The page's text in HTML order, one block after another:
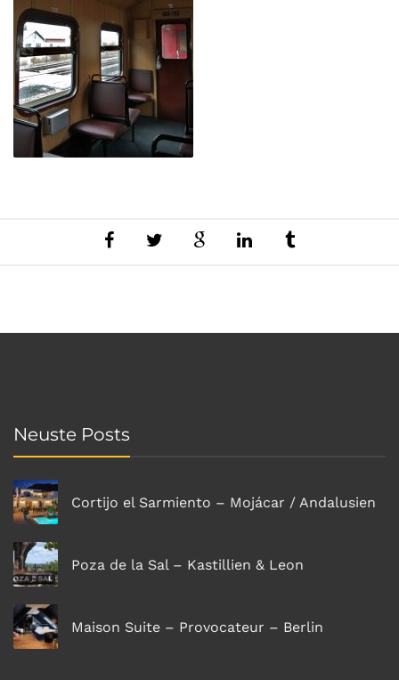
Neuste Posts
Cortijo el Sarmiento – Mojácar / Andalusien
Poza de la Sal – Kastillien & Leon
Maison Suite – Provocateur – Berlin